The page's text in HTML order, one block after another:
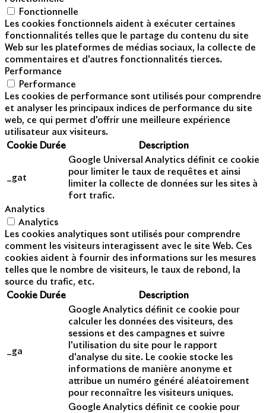
Fonctionnelle
Les cookies fonctionnels aident à exécuter certaines
fonctionnalités telles que le partage du contenu du site
Web sur les plateformes de médias sociaux, la collecte de
commentaires et d'autres fonctionnalités tierces.
Performance
Performance
Les cookies de performance sont utilisés pour comprendre
et analyser les principaux indices de performance du site
web, ce qui permet d'offrir une meilleure expérience
utilisateur aux visiteurs.
Cookie Durée Description
_gat
Google Universal Analytics définit ce cookie
pour limiter le taux de requêtes et ainsi
limiter la collecte de données sur les sites à
fort trafic.
Analytics
Analytics
Les cookies analytiques sont utilisés pour comprendre
comment les visiteurs interagissent avec le site Web. Ces
cookies aident à fournir des informations sur les mesures
telles que le nombre de visiteurs, le taux de rebond, la
source du trafic, etc.
Cookie Durée Description
_ga
Google Analytics définit ce cookie pour
calculer les données des visiteurs, des
sessions et des campagnes et suivre
l'utilisation du site pour le rapport
d'analyse du site. Le cookie stocke les
informations de manière anonyme et
attribue un numéro généré aléatoirement
pour reconnaître les visiteurs uniques.
Google Analytics définit ce cookie pour